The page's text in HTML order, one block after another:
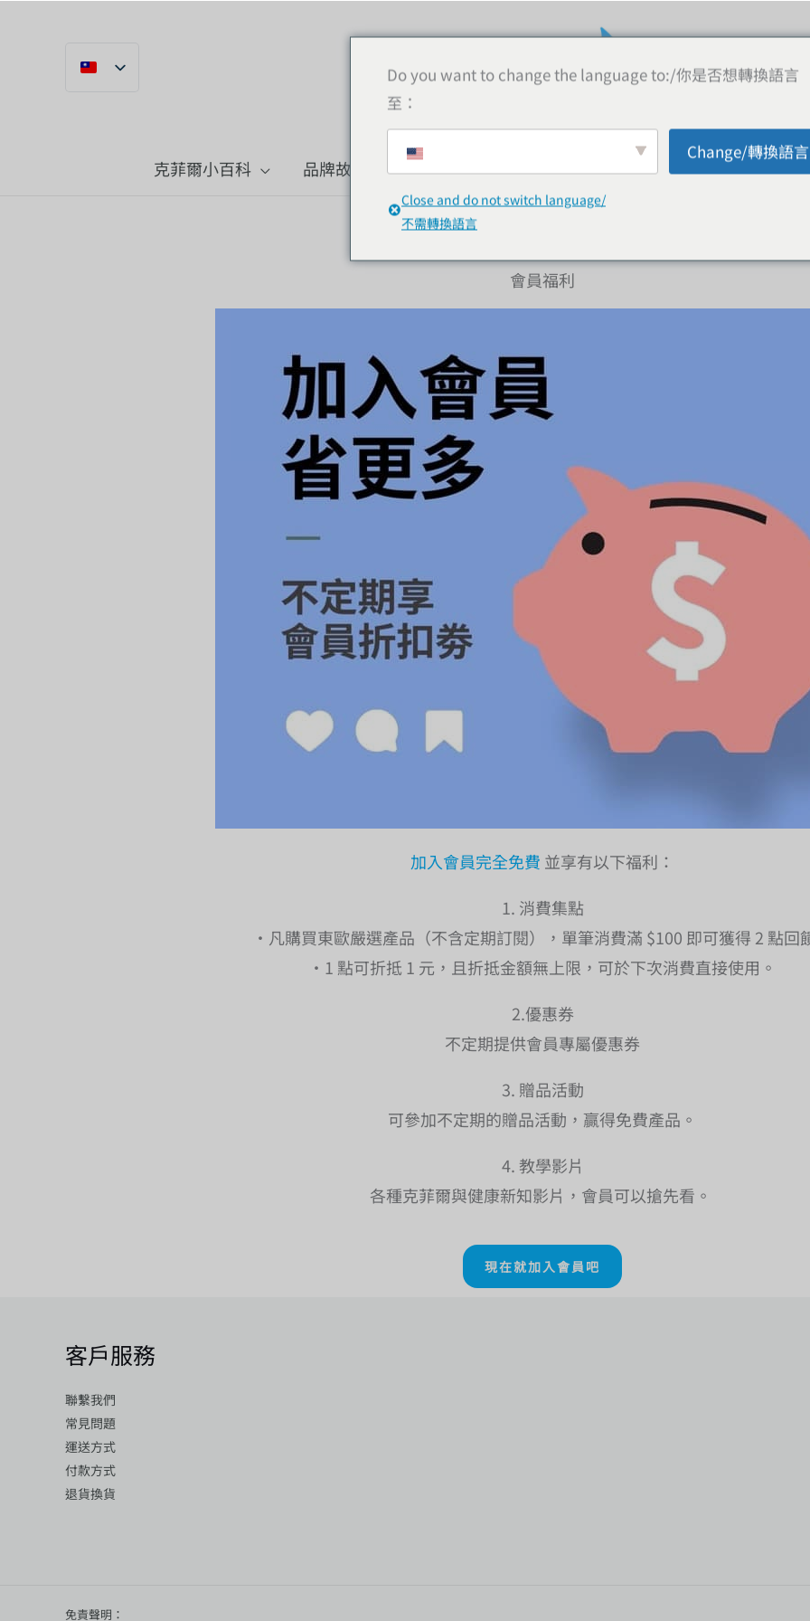
克菲爾小百科 品牌故事 線上購物 購買資訊 顧客評論 常見問
會員福利
加入會員完全免費 並享有以下福利：
1. 消費集點
・凡購買東歐嚴選產品（不含定期訂閱），單筆消費滿 $100 即可獲得 2 點回
・1 點可折抵 1 元，且折抵金額無上限，可於下次消費直接使用。
2.優惠券
不定期提供會員專屬優惠券
3. 贈品活動
可參加不定期的贈品活動，贏得免費產品。
4. 教學影片
各種克菲爾與健康新知影片，會員可以搶先看。
現在就加入會員吧
客戶服務
聯繫我們
常見問題
運送方式
付款方式
退貨換貨
免責聲明：
Do you want to change the language to:/你是否想轉換語言
至：
Change/轉換語言
Close and do not switch language/
不需轉換語言